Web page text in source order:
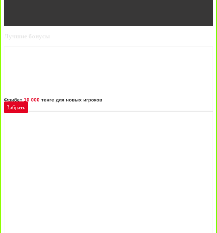
Лучшие бонусы
Фрибет 10 000 тенге для новых игроков
Забрать